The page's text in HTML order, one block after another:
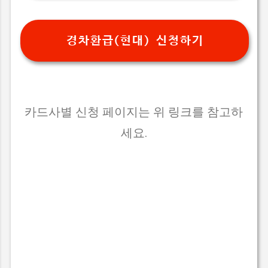
경차환급(현대) 신청하기
카드사별 신청 페이지는 위 링크를 참고하
세요.